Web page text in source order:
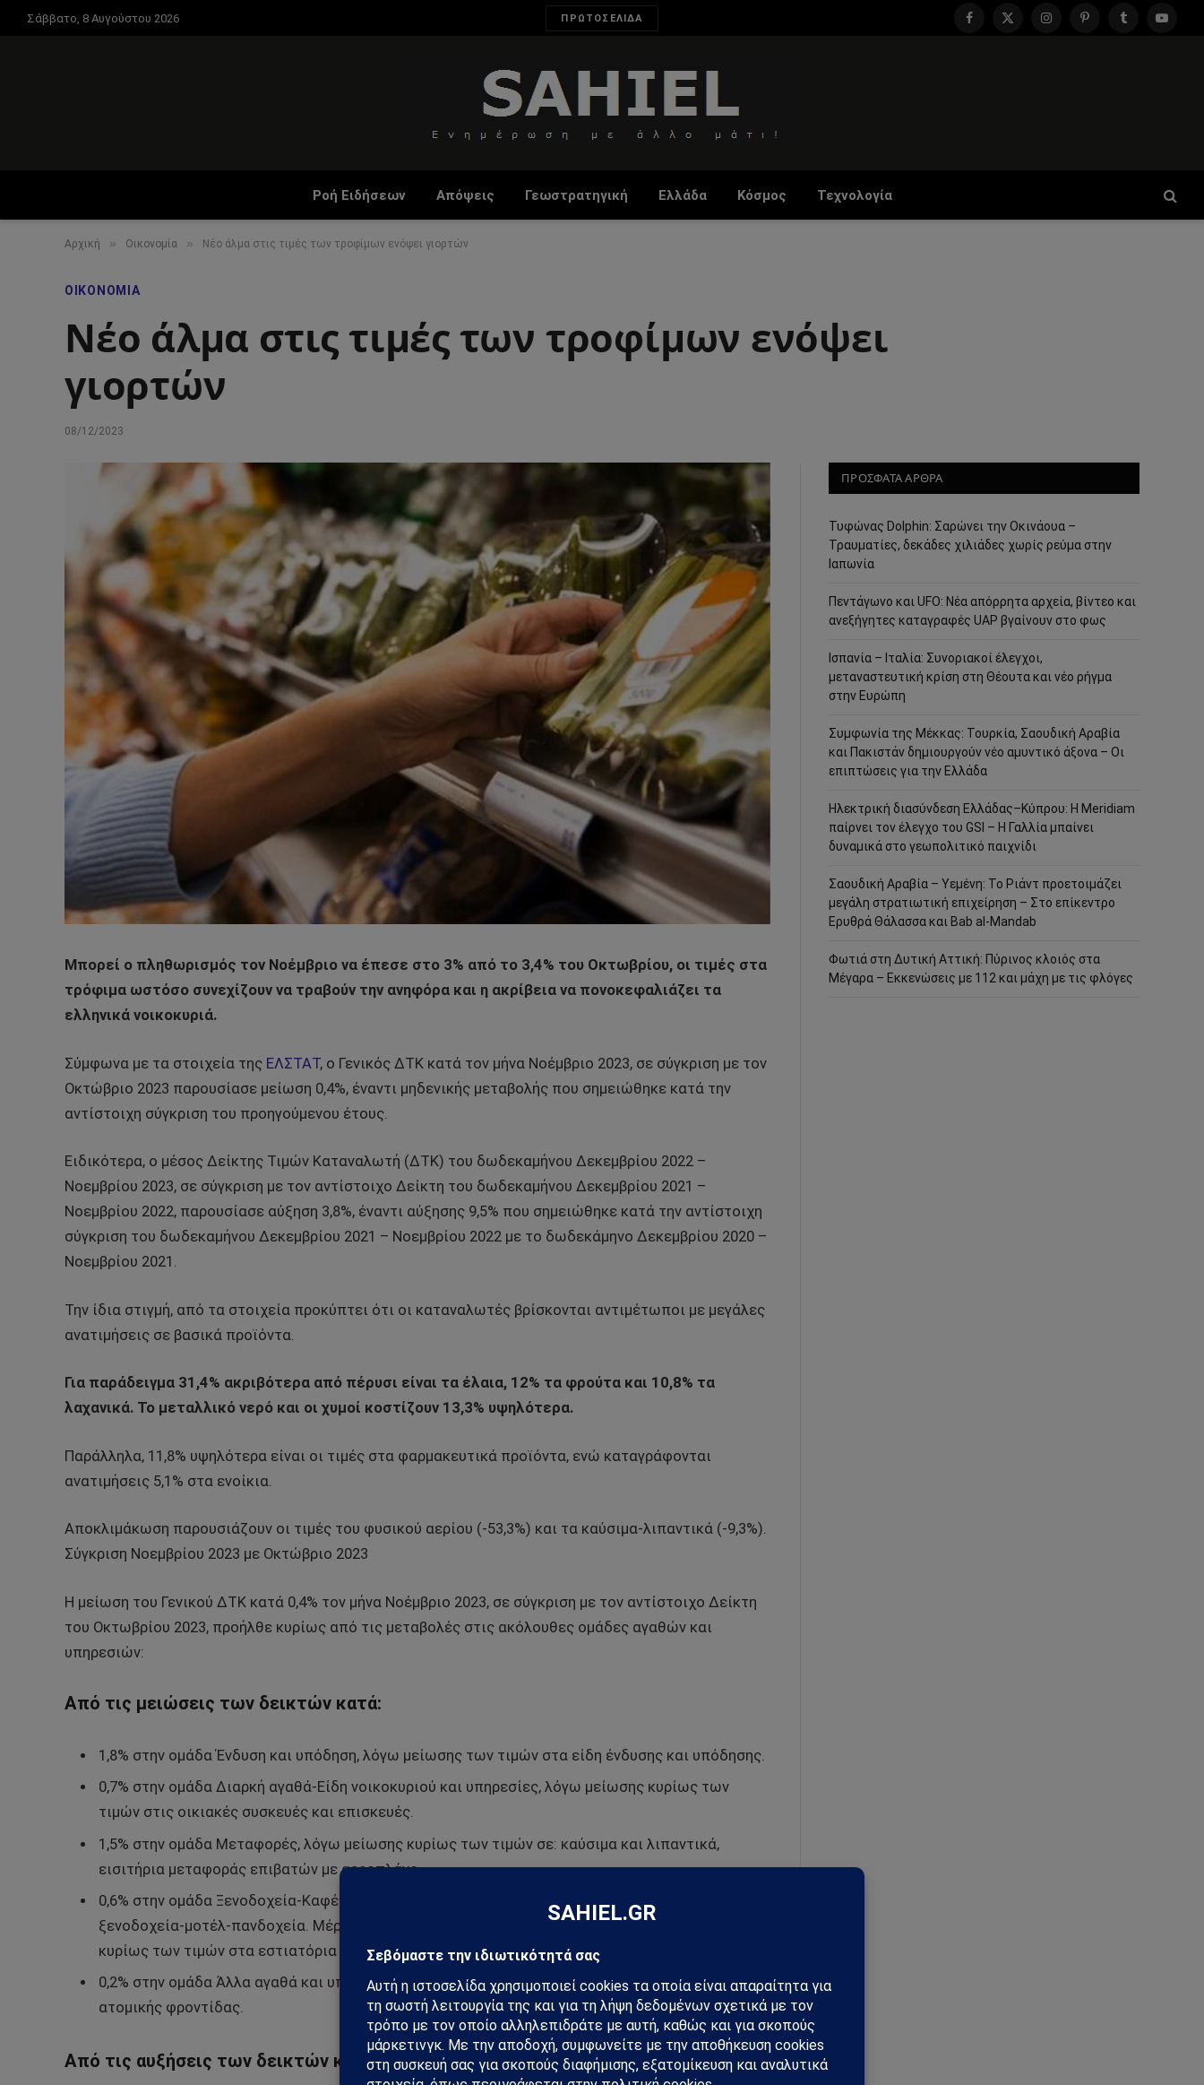
Σάββατο, 8 Αυγούστου 2026 ΠΡΩΤΟΣΕΛΙΔΑ
Facebook
X
InstagramPinterestTumblr
Ροή Ειδήσεων Απόψεις Γεωστρατηγική Ελλάδα Κόσμος Τεχνολογία
Αρχική » Οικονομία » Νέο άλμα στις τιμές των τροφίμων ενόψει γιορτών
ΟΙΚΟΝΟΜΊΑ
Νέο άλμα στις τιμές των τροφίμων ενόψει
γιορτών
08/12/2023
Μπορεί ο πληθωρισμός τον Νοέμβριο να έπεσε στο 3% από το 3,4% του Οκτωβρίου, οι τιμές στα
τρόφιμα ωστόσο συνεχίζουν να τραβούν την ανηφόρα και η ακρίβεια να πονοκεφαλιάζει τα
ελληνικά νοικοκυριά.
Σύμφωνα με τα στοιχεία της ΕΛΣΤΑΤ, ο Γενικός ΔΤΚ κατά τον μήνα Νοέμβριο 2023, σε σύγκριση με τον
Οκτώβριο 2023 παρουσίασε μείωση 0,4%, έναντι μηδενικής μεταβολής που σημειώθηκε κατά την
αντίστοιχη σύγκριση του προηγούμενου έτους.
Ειδικότερα, ο μέσος Δείκτης Τιμών Καταναλωτή (ΔΤΚ) του δωδεκαμήνου Δεκεμβρίου 2022 –
Νοεμβρίου 2023, σε σύγκριση με τον αντίστοιχο Δείκτη του δωδεκαμήνου Δεκεμβρίου 2021 –
Νοεμβρίου 2022, παρουσίασε αύξηση 3,8%, έναντι αύξησης 9,5% που σημειώθηκε κατά την αντίστοιχη
σύγκριση του δωδεκαμήνου Δεκεμβρίου 2021 – Νοεμβρίου 2022 με το δωδεκάμηνο Δεκεμβρίου 2020 –
Νοεμβρίου 2021.
Την ίδια στιγμή, από τα στοιχεία προκύπτει ότι οι καταναλωτές βρίσκονται αντιμέτωποι με μεγάλες
ανατιμήσεις σε βασικά προϊόντα.
Για παράδειγμα 31,4% ακριβότερα από πέρυσι είναι τα έλαια, 12% τα φρούτα και 10,8% τα
λαχανικά. Το μεταλλικό νερό και οι χυμοί κοστίζουν 13,3% υψηλότερα.
Παράλληλα, 11,8% υψηλότερα είναι οι τιμές στα φαρμακευτικά προϊόντα, ενώ καταγράφονται
ανατιμήσεις 5,1% στα ενοίκια.
Αποκλιμάκωση παρουσιάζουν οι τιμές του φυσικού αερίου (-53,3%) και τα καύσιμα-λιπαντικά (-9,3%).
Σύγκριση Νοεμβρίου 2023 με Οκτώβριο 2023
Η μείωση του Γενικού ΔΤΚ κατά 0,4% τον μήνα Νοέμβριο 2023, σε σύγκριση με τον αντίστοιχο Δείκτη
του Οκτωβρίου 2023, προήλθε κυρίως από τις μεταβολές στις ακόλουθες ομάδες αγαθών και
υπηρεσιών:
Από τις μειώσεις των δεικτών κατά:
1,8% στην ομάδα Ένδυση και υπόδηση, λόγω μείωσης των τιμών στα είδη ένδυσης και υπόδησης.
0,7% στην ομάδα Διαρκή αγαθά-Είδη νοικοκυριού και υπηρεσίες, λόγω μείωσης κυρίως των
τιμών στις οικιακές συσκευές και επισκευές.
1,5% στην ομάδα Μεταφορές, λόγω μείωσης κυρίως των τιμών σε: καύσιμα και λιπαντικά,
εισιτήρια μεταφοράς επιβατών με αεροπλάνο.
0,6% στην ομάδα Ξενοδοχεία-Καφέ-Εστιατόρια, λόγω μείωσης κυρίως των τιμών στα
ξενοδοχεία-μοτέλ-πανδοχεία. Μέρος της μείωσης αυτής αντισταθμίστηκε από την αύξηση
κυρίως των τιμών στα εστιατόρια – ζαχαροπλαστεία – καφενεία – κυλικεία.
0,2% στην ομάδα Άλλα αγαθά και υπηρεσίες, λόγω μείωσης κυρίως των τιμών στα άλλα είδη
ατομικής φροντίδας.
Από τις αυξήσεις των δεικτών κατά:
ΠΡΟΣΦΑΤΑ ΑΡΘΡΑ
Τυφώνας Dolphin: Σαρώνει την Οκινάουα –
Τραυματίες, δεκάδες χιλιάδες χωρίς ρεύμα στην
Ιαπωνία
Πεντάγωνο και UFO: Νέα απόρρητα αρχεία, βίντεο και
ανεξήγητες καταγραφές UAP βγαίνουν στο φως
Ισπανία – Ιταλία: Συνοριακοί έλεγχοι,
μεταναστευτική κρίση στη Θέουτα και νέο ρήγμα
στην Ευρώπη
Συμφωνία της Μέκκας: Τουρκία, Σαουδική Αραβία
και Πακιστάν δημιουργούν νέο αμυντικό άξονα – Οι
επιπτώσεις για την Ελλάδα
Ηλεκτρική διασύνδεση Ελλάδας–Κύπρου: Η Meridiam
παίρνει τον έλεγχο του GSI – Η Γαλλία μπαίνει
δυναμικά στο γεωπολιτικό παιχνίδι
Σαουδική Αραβία – Υεμένη: Το Ριάντ προετοιμάζει
μεγάλη στρατιωτική επιχείρηση – Στο επίκεντρο
Ερυθρά Θάλασσα και Bab al-Mandab
Φωτιά στη Δυτική Αττική: Πύρινος κλοιός στα
Μέγαρα – Εκκενώσεις με 112 και μάχη με τις φλόγες